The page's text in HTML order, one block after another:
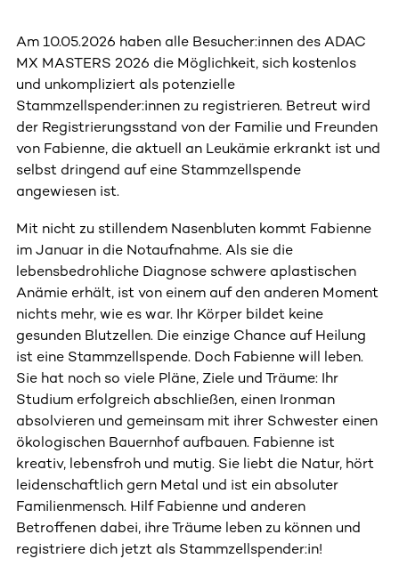
Am 10.05.2026 haben alle Besucher:innen des ADAC
MX MASTERS 2026 die Möglichkeit, sich kostenlos
und unkompliziert als potenzielle
Stammzellspender:innen zu registrieren. Betreut wird
der Registrierungsstand von der Familie und Freunden
von Fabienne, die aktuell an Leukämie erkrankt ist und
selbst dringend auf eine Stammzellspende
angewiesen ist.
Mit nicht zu stillendem Nasenbluten kommt Fabienne
im Januar in die Notaufnahme. Als sie die
lebensbedrohliche Diagnose schwere aplastischen
Anämie erhält, ist von einem auf den anderen Moment
nichts mehr, wie es war. Ihr Körper bildet keine
gesunden Blutzellen. Die einzige Chance auf Heilung
ist eine Stammzellspende. Doch Fabienne will leben.
Sie hat noch so viele Pläne, Ziele und Träume: Ihr
Studium erfolgreich abschließen, einen Ironman
absolvieren und gemeinsam mit ihrer Schwester einen
ökologischen Bauernhof aufbauen. Fabienne ist
kreativ, lebensfroh und mutig. Sie liebt die Natur, hört
leidenschaftlich gern Metal und ist ein absoluter
Familienmensch. Hilf Fabienne und anderen
Betroffenen dabei, ihre Träume leben zu können und
registriere dich jetzt als Stammzellspender:in!